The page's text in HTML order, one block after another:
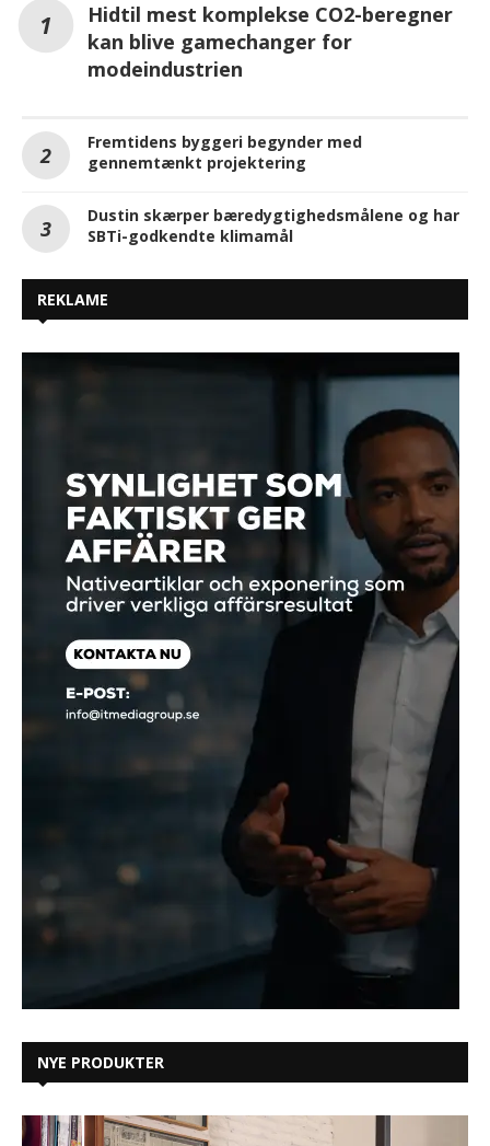
Hidtil mest komplekse CO2-beregner
kan blive gamechanger for
modeindustrien
Fremtidens byggeri begynder med
gennemtænkt projektering
Dustin skærper bæredygtighedsmålene og har
SBTi-godkendte klimamål
REKLAME
NYE PRODUKTER